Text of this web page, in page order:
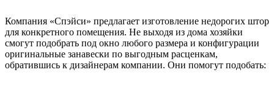
Компания «Спэйси» предлагает изготовление недорогих штор
для конкретного помещения. Не выходя из дома хозяйки
смогут подобрать под окно любого размера и конфигурации
оригинальные занавески по выгодным расценкам,
обратившись к дизайнерам компании. Они помогут подобать: